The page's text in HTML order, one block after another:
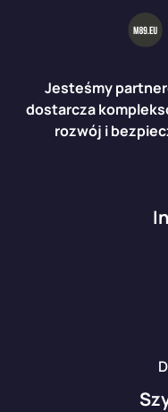
Jesteśmy
dostarcza
rozwój i